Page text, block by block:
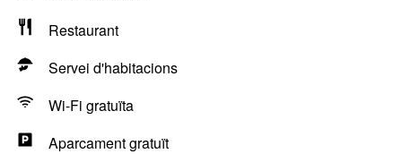
Restaurant
Servei d'habitacions
Wi-Fi gratuïta
Aparcament gratuït